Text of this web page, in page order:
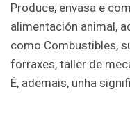
Produce, envasa e
alimentación animal,
como Combustibles,
forraxes, taller de
É, ademais, unha